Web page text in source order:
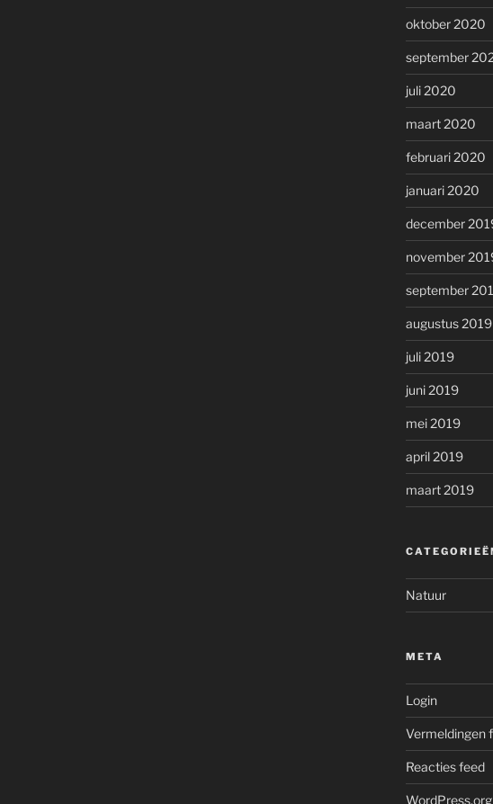
oktober 2020
september
juli 2020
maart 2020
februari 2020
januari 2020
december
november
september
augustus 2019
juli 2019
juni 2019
mei 2019
april 2019
maart 2019
Natuur
META
Login
Vermeldingen
Reacties feed
WordPress.org